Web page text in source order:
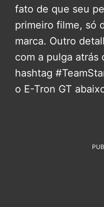
fato de que seu
primeiro filme, só
marca. Outro
com a pulga atrás
hashtag
o E-Tron GT